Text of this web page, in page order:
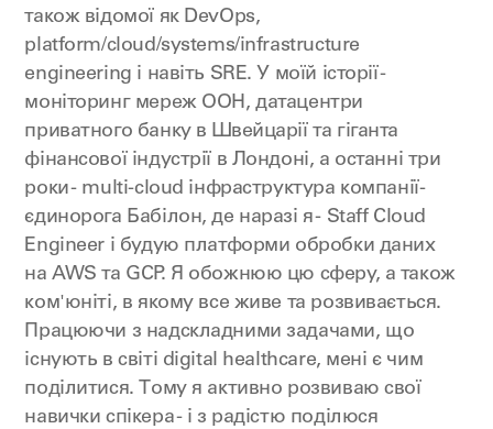
також відомої як DevOps,
platform/cloud/systems/infrastructure
engineering і навіть SRE. У моїй історії -
моніторинг мереж ООН, датацентри
приватного банку в Швейцарії та гіганта
фінансової індустрії в Лондоні, а останні три
роки - multi-cloud інфраструктура компанії-
єдинорога Бабілон, де наразі я - Staff Cloud
Engineer і будую платформи обробки даних
на AWS та GCP. Я обожнюю цю сферу, а також
ком'юніті, в якому все живе та розвивається.
Працюючи з надскладними задачами, що
існують в світі digital healthcare, мені є чим
поділитися. Тому я активно розвиваю свої
навички спікера - і з радістю поділюся